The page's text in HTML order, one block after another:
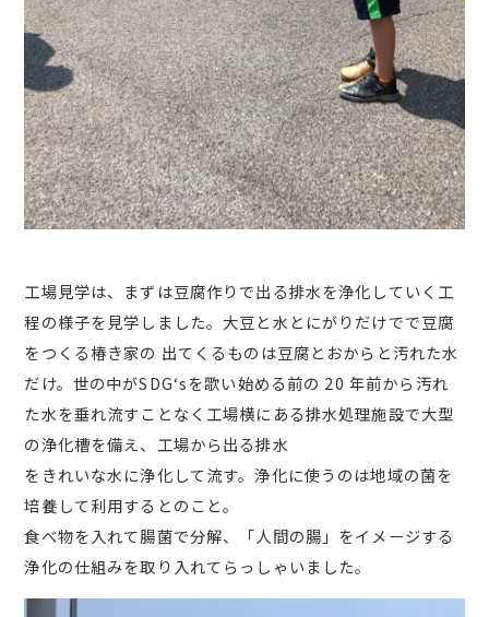
工場見学は、まずは豆腐作りで出る排水を浄化していく工
程の様子を見学しました。大豆と水とにがりだけでで豆腐
をつくる椿き家の 出てくるものは豆腐とおからと汚れた水
だけ。世の中がSDG‘sを歌い始める前の 20 年前から汚れ
た水を垂れ流すことなく工場横にある排水処理施設で大型
の浄化槽を備え、工場から出る排水
をきれいな水に浄化して流す。浄化に使うのは地域の菌を
培養して利用するとのこと。
食べ物を入れて腸菌で分解、「人間の腸」をイメージする
浄化の仕組みを取り入れてらっしゃいました。